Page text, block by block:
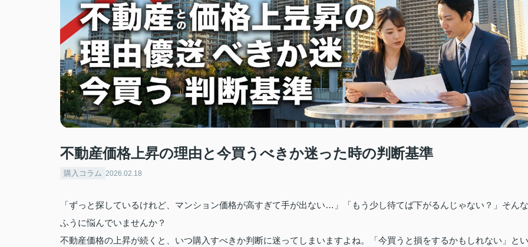
不動産価格上昇の理由と今買うべきか迷った時の判断基準
購入コラム 2026.02.18
「ずっと探しているけれど、マンション価格が高すぎて手が出ない…」「もう少し待てば下がるんじゃない？」そんな
ふうに悩んでいませんか？
不動産価格の上昇が続くと、いつ購入すべきか判断に迷ってしまいますよね。「今買うと損をするかもしれない」とい